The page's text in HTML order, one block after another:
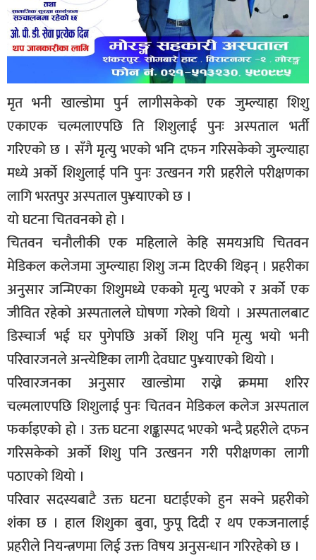
मृत भनी खाल्डोमा पुर्न लागीसकेको एक जुम्ल्याहा शिशु
एकाएक चल्मलाएपछि ति शिशुलाई पुनः अस्पताल भर्ती
गरिएको छ । सँगै मृत्यु भएको भनि दफन गरिसकेको जुम्ल्याहा
मध्ये अर्को शिशुलाई पनि पुनः उत्खनन गरी प्रहरीले परीक्षणका
लागि भरतपुर अस्पताल पु¥याएको छ ।
यो घटना चितवनको हो ।
चितवन चनौलीकी एक महिलाले केहि समयअघि चितवन
मेडिकल कलेजमा जुम्ल्याहा शिशु जन्म दिएकी थिइन् । प्रहरीका
अनुसार जन्मिएका शिशुमध्ये एकको मृत्यु भएको र अर्को एक
जीवित रहेको अस्पतालले घोषणा गरेको थियो । अस्पतालबाट
डिस्चार्ज भई घर पुगेपछि अर्को शिशु पनि मृत्यु भयो भनी
परिवारजनले अन्त्येष्टिका लागी देवघाट पु¥याएको थियो ।
परिवारजनका अनुसार खाल्डोमा राख्ने क्रममा शरिर
चल्मलाएपछि शिशुलाई पुनः चितवन मेडिकल कलेज अस्पताल
फर्काइएको हो । उक्त घटना शङ्कास्पद भएको भन्दै प्रहरीले दफन
गरिसकेको अर्को शिशु पनि उत्खनन गरी परीक्षणका लागी
पठाएको थियो ।
परिवार सदस्यबाटै उक्त घटना घटाईएको हुन सक्ने प्रहरीको
शंका छ । हाल शिशुका बुवा, फुपू दिदी र थप एकजनालाई
प्रहरीले नियन्त्रणमा लिई उक्त विषय अनुसन्धान गरिरहेको छ ।